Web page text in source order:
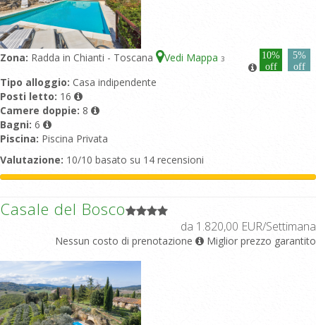
Zona: Radda in Chianti - Toscana Vedi Mappa 3
10%
off
5%
off
Tipo alloggio: Casa indipendente
Posti letto: 16
Camere doppie: 8
Bagni: 6
Piscina: Piscina Privata
Valutazione: 10/10 basato su 14 recensioni
Casale del Bosco
da 1.820,00 EUR/Settimana
Nessun costo di prenotazione Miglior prezzo garantito